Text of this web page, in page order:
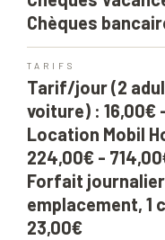
Chèques
TARIFS
Tarif/jour (2
voiture) : 16,00€
Location Mobil
224,00€ -
Forfait journalier
emplacement, 1
23,00€